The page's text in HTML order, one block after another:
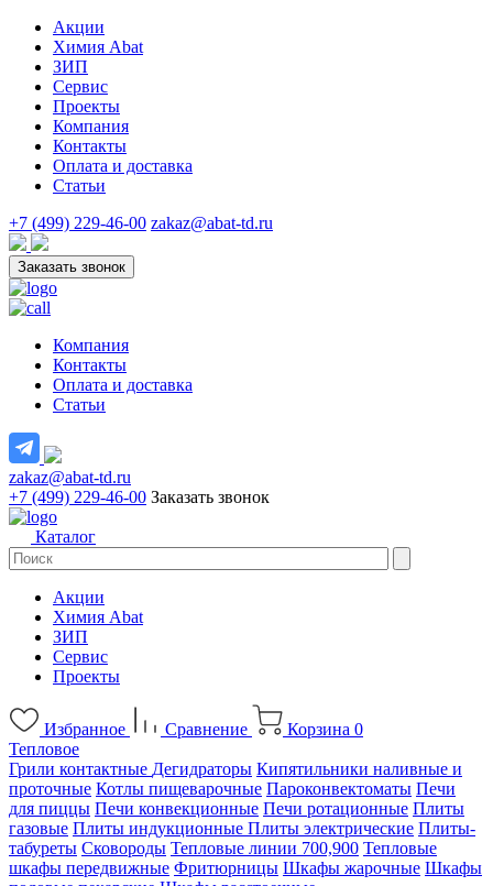
Акции
Химия Abat
ЗИП
Сервис
Проекты
Компания
Контакты
Оплата и доставка
Статьи
+7 (499) 229-46-00 zakaz@abat-td.ru
Заказать звонок
Компания
Контакты
Оплата и доставка
Статьи
zakaz@abat-td.ru
+7 (499) 229-46-00 Заказать звонок
Каталог
Акции
Химия Abat
ЗИП
Сервис
Проекты
Избранное Сравнение Корзина 0
Тепловое
Грили контактные Дегидраторы Кипятильники наливные и
проточные Котлы пищеварочные Пароконвектоматы Печи
для пиццы Печи конвекционные Печи ротационные Плиты
газовые Плиты индукционные Плиты электрические Плиты-
табуреты Сковороды Тепловые линии 700,900 Тепловые
шкафы передвижные Фритюрницы Шкафы жарочные Шкафы